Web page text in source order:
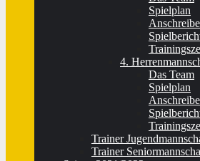
Spielplan
4.
Das Team
Spielplan
Trainer
Trainer